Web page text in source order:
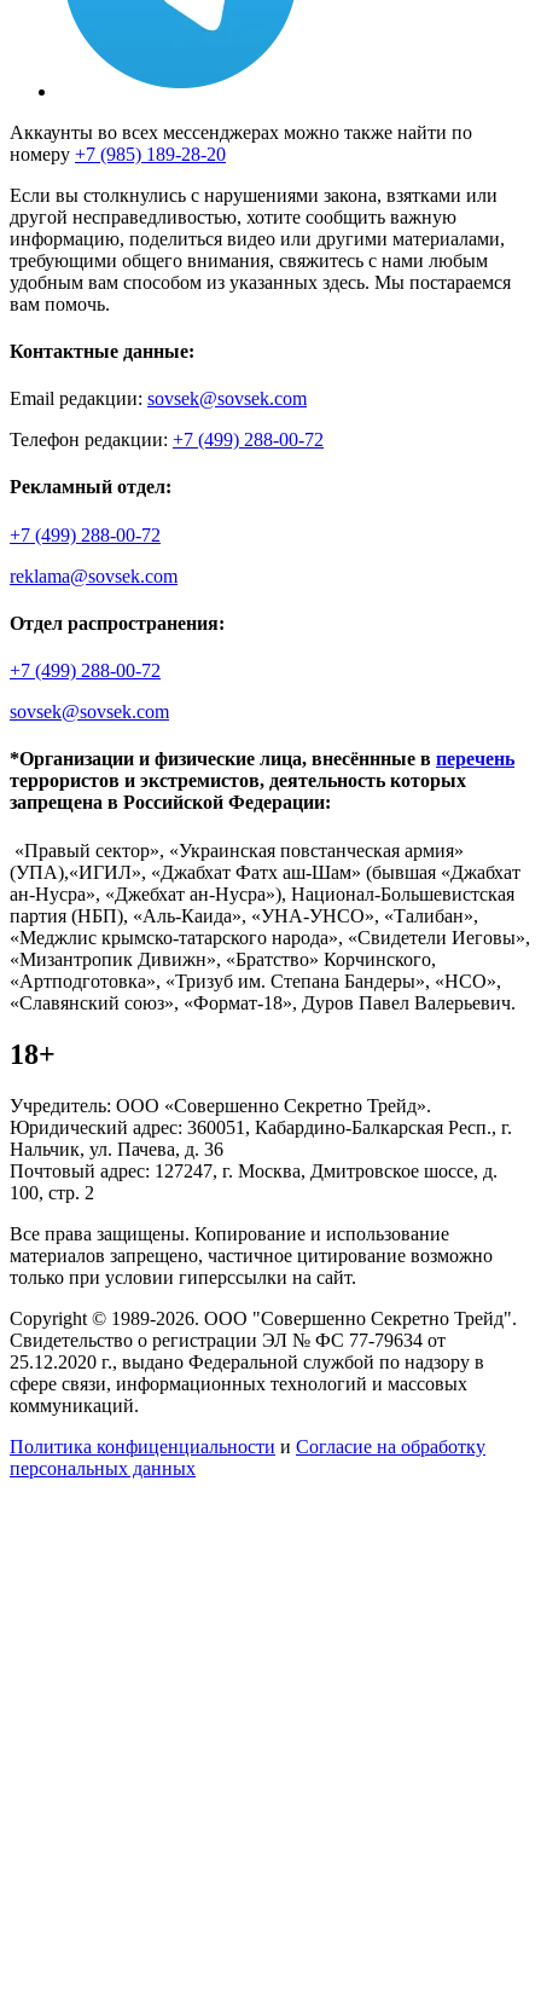
Аккаунты во всех мессенджерах можно также найти по
номеру +7 (985) 189-28-20
Если вы столкнулись с нарушениями закона, взятками или
другой несправедливостью, хотите сообщить важную
информацию, поделиться видео или другими материалами,
требующими общего внимания, свяжитесь с нами любым
удобным вам способом из указанных здесь. Мы постараемся
вам помочь.
Контактные данные:
Email редакции: sovsek@sovsek.com
Телефон редакции: +7 (499) 288-00-72
Рекламный отдел:
+7 (499) 288-00-72
reklama@sovsek.com
Отдел распространения:
+7 (499) 288-00-72
sovsek@sovsek.com
*Организации и физические лица, внесённные в перечень
террористов и экстремистов, деятельность которых
запрещена в Российской Федерации:
«Правый сектор», «Украинская повстанческая армия»
(УПА),«ИГИЛ», «Джабхат Фатх аш-Шам» (бывшая «Джабхат
ан-Нусра», «Джебхат ан-Нусра»), Национал-Большевистская
партия (НБП), «Аль-Каида», «УНА-УНСО», «Талибан»,
«Меджлис крымско-татарского народа», «Свидетели Иеговы»,
«Мизантропик Дивижн», «Братство» Корчинского,
«Артподготовка», «Тризуб им. Степана Бандеры», «НСО»,
«Славянский союз», «Формат-18», Дуров Павел Валерьевич.
18+
Учредитель: ООО «Совершенно Секретно Трейд».
Юридический адрес: 360051, Кабардино-Балкарская Респ., г.
Нальчик, ул. Пачева, д. 36
Почтовый адрес: 127247, г. Москва, Дмитровское шоссе, д.
100, стр. 2
Все права защищены. Копирование и использование
материалов запрещено, частичное цитирование возможно
только при условии гиперссылки на сайт.
Copyright © 1989-2026. ООО "Совершенно Секретно Трейд".
Свидетельство о регистрации ЭЛ № ФС 77-79634 от
25.12.2020 г., выдано Федеральной службой по надзору в
сфере связи, информационных технологий и массовых
коммуникаций.
Политика конфиценциальности и Согласие на обработку
персональных данных